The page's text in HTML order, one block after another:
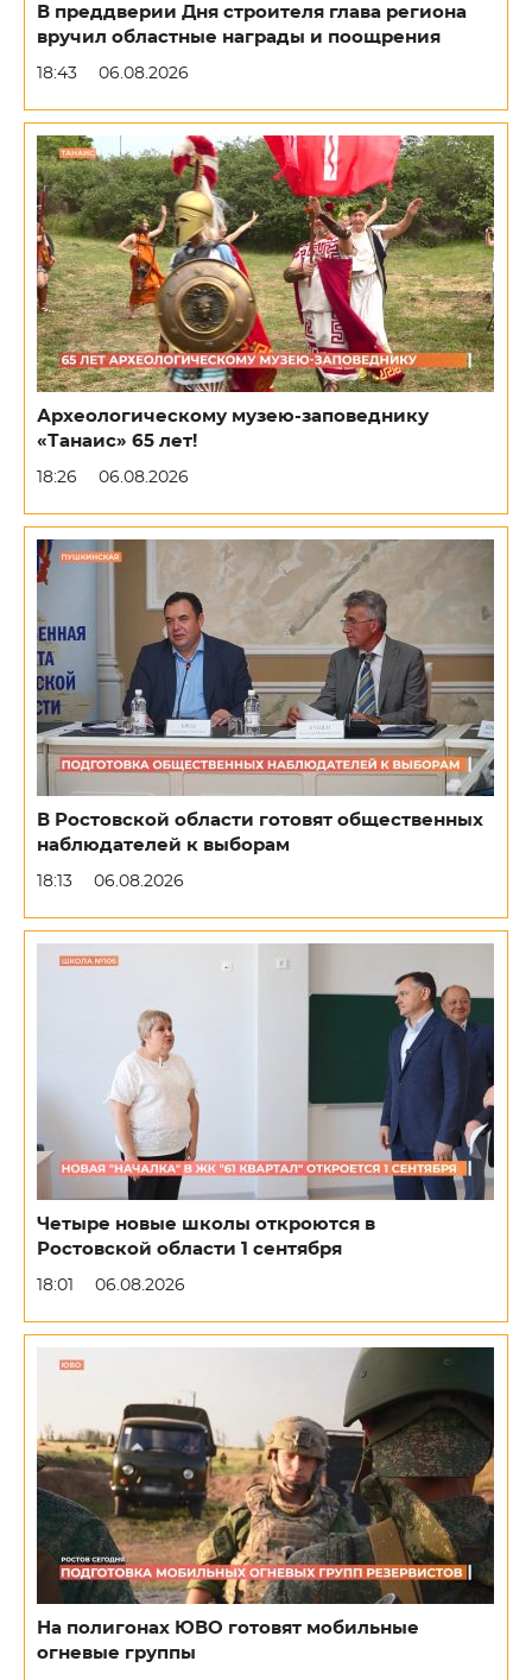
В преддверии Дня строителя глава региона
вручил областные награды и поощрения
18:43 06.08.2026
Археологическому музею-заповеднику
«Танаис» 65 лет!
18:26 06.08.2026
В Ростовской области готовят общественных
наблюдателей к выборам
18:13 06.08.2026
Четыре новые школы откроются в
Ростовской области 1 сентября
18:01 06.08.2026
На полигонах ЮВО готовят мобильные
огневые группы